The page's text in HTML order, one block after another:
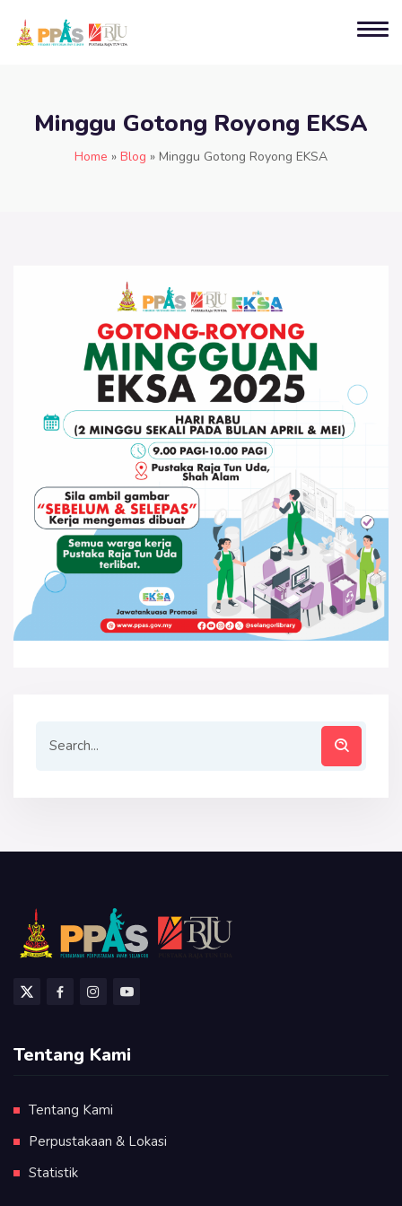
Minggu Gotong Royong EKSA
Home » Blog » Minggu Gotong Royong EKSA
Tentang Kami
Tentang Kami
Perpustakaan & Lokasi
Statistik